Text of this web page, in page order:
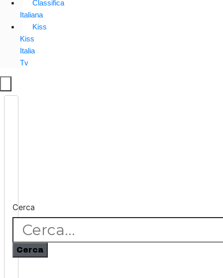
Classifica
Italiana
Kiss
Kiss
Italia
Tv
Cerca
Cerca